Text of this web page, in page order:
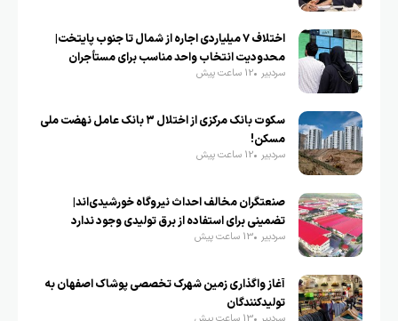
اختلاف ۷ میلیاردی اجاره از شمال تا جنوب پایتخت|
محدودیت انتخاب واحد مناسب برای مستأجران
سردبیر 12 ساعت پیش
سکوت بانک مرکزی از اختلال ۳ بانک عامل نهضت ملی
مسکن!
سردبیر 12 ساعت پیش
صنعتگران مخالف احداث نیروگاه خورشیدی‌اند|
تضمینی برای استفاده از برق تولیدی وجود ندارد
سردبیر 13 ساعت پیش
آغاز واگذاری زمین شهرک تخصصی پوشاک اصفهان به
تولیدکنندگان